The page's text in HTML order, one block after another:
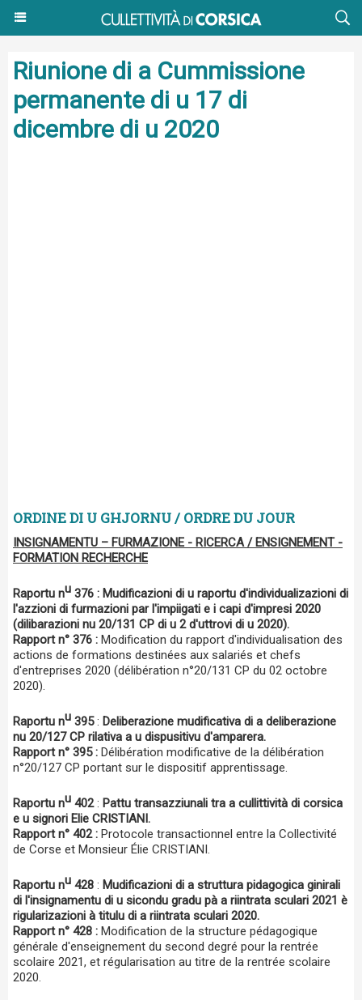
Riunione di a Cummissione
permanente di u 17 di
dicembre di u 2020
ORDINE DI U GHJORNU / ORDRE DU JOUR
INSIGNAMENTU – FURMAZIONE - RICERCA / ENSIGNEMENT -
FORMATION RECHERCHE
Raportu nu 376 : Mudificazioni di u raportu d'individualizazioni di
l'azzioni di furmazioni par l'impiigati e i capi d'impresi 2020
(dilibarazioni nu 20/131 CP di u 2 d'uttrovi di u 2020).
Rapport n° 376 : Modification du rapport d'individualisation des
actions de formations destinées aux salariés et chefs
d'entreprises 2020 (délibération n°20/131 CP du 02 octobre
2020).
Raportu nu 395: Deliberazione mudificativa di a deliberazione
nu 20/127 CP rilativa a u dispusitivu d'amparera.
Rapport n° 395 : Délibération modificative de la délibération
n°20/127 CP portant sur le dispositif apprentissage.
Raportu nu 402: Pattu transazziunali tra a cullittività di corsica
e u signori Elie CRISTIANI.
Rapport n° 402 : Protocole transactionnel entre la Collectivité
de Corse et Monsieur Élie CRISTIANI.
Raportu nu 428 : Mudificazioni di a struttura pidagogica ginirali
di l'insignamentu di u sicondu gradu pà a riintrata sculari 2021 è
rigularizazioni à titulu di a riintrata sculari 2020.
Rapport n° 428 : Modification de la structure pédagogique
générale d'enseignement du second degré pour la rentrée
scolaire 2021, et régularisation au titre de la rentrée scolaire
2020.